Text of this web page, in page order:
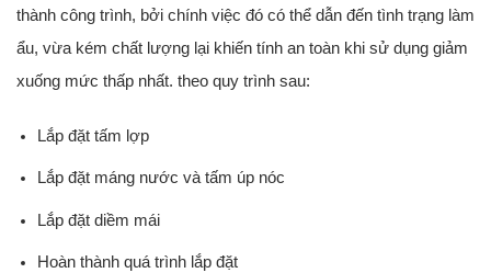
thành công trình, bởi chính việc đó có thể dẫn đến tình trạng làm
ẩu, vừa kém chất lượng lại khiến tính an toàn khi sử dụng giảm
xuống mức thấp nhất. theo quy trình sau:
Lắp đặt tấm lợp
Lắp đặt máng nước và tấm úp nóc
Lắp đặt diềm mái
Hoàn thành quá trình lắp đặt